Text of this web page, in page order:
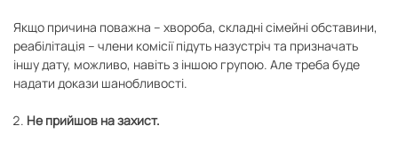
Якщо причина поважна – хвороба, складні сімейні обставини,
реабілітація – члени комісії підуть назустріч та призначать
іншу дату, можливо, навіть з іншою групою. Але треба буде
надати докази шанобливості.
Не прийшов на захист.